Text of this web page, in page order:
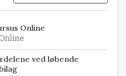
Online
ved løbende